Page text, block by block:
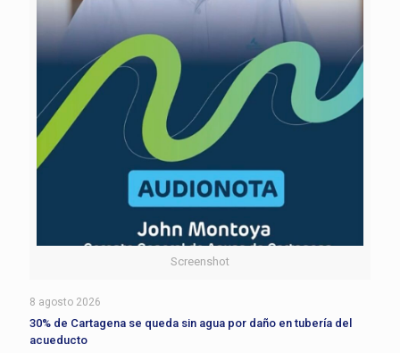
Screenshot
8 agosto 2026
30% de Cartagena se queda sin agua por daño en tubería del
acueducto